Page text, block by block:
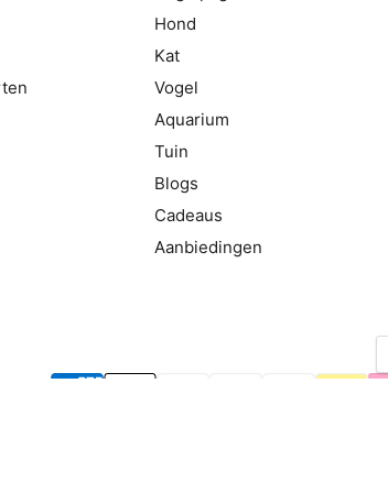
Hond
Kat
Vogel
Aquarium
Tuin
Blogs
Cadeaus
Aanbiedingen